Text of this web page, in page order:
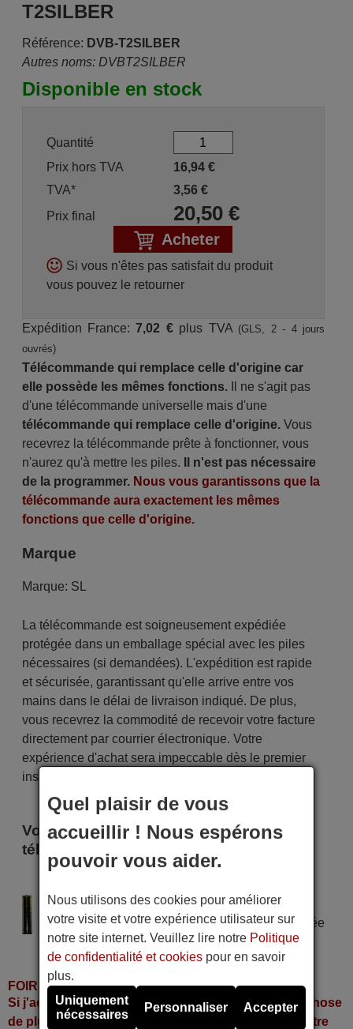
T2SILBER
Référence: DVB-T2SILBER
Autres noms: DVBT2SILBER
Disponible en stock
Quantité
Prix hors TVA
16,94€
TVA*
3,56€
Prix final
20,50€
Acheter
Si vous n'êtes pas satisfait du produit
vous pouvez le retourner
Expédition France:7,02 €plus TVA (GLS, 2 - 4 jours
ouvrés)
Télécommande qui remplace celle d'origine car
elle possède les mêmes fonctions.Il ne s'agit pas
d'une télécommande universelle mais d'une
télécommande qui remplace celle d'origine.Vous
recevrez la télécommande prête à fonctionner, vous
n'aurez qu'à mettre les piles.
Il n'est pas nécessaire
de la programmer. Nous vous garantissons que la
télécommande aura exactement les mêmes
fonctions que celle d'origine.
Marque
Marque: SL
La télécommande est soigneusement expédiée
protégée dans un emballage spécial avec les piles
nécessaires (si demandées). L'expédition est rapide
et sécurisée, garantissant qu'elle arrive entre vos
mains dans le délai de livraison indiqué. De plus,
vous recevrez la commodité de recevoir votre facture
directement par courrier électronique. Votre
expérience d'achat sera impeccable dès le premier
instant !
Voici certains modèles qui utilisent cette
télécommande
Alimentation : 2 piles type AAA
Pile alcaline type AAA LR06 tension 1,5 V utilisée
dans la grande majorité de télécommandes.
FOIRE AUX QUESTIONS
Si j'achète la télécommande, dois-je faire quelque chose
de plus ou fonctionne-t-elle directement sans y mettre
Quel plaisir de vous
accueillir ! Nous espérons
pouvoir vous aider.
Nous utilisons des cookies pour améliorer
votre visite et votre expérience utilisateur sur
notre site internet. Veuillez lire notre Politique
de confidentialité et cookies pour en savoir
plus.
Uniquement
nécessaires
Personnaliser Accepter